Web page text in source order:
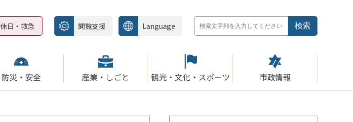
休日・救急 閲覧支援 Language
防災・安全 産業・しごと 観光・文化・スポーツ 市政情報